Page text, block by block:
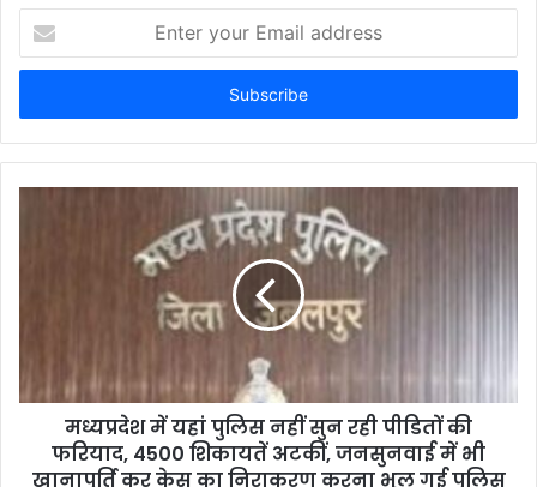
t
r
y
a
d
मध्यप्रदेश में यहां पुलिस नहीं सुन रही पीडितों की
फरियाद, 4500 शिकायतें अटकीं, जनसुनवाई में भी
खानापूर्ति कर केस का निराकरण करना भूल गई पुलिस